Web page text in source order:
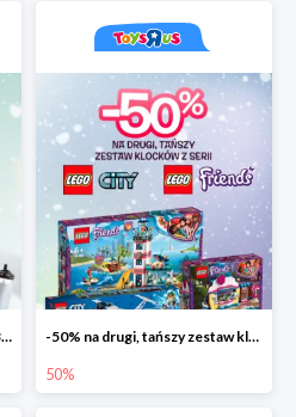
Prezenty dla dziewczynek do -30% -50% na drugi, tańszy zestaw klocków
50%